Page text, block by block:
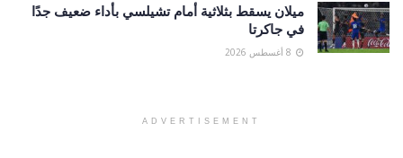
ميلان يسقط بثلاثية أمام تشيلسي بأداء ضعيف جدًا
في جاكرتا
ADVERTISEMENT